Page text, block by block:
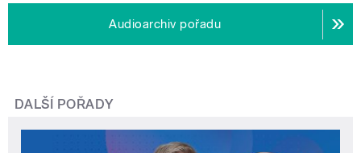
Audioarchiv pořadu
DALŠÍ POŘADY